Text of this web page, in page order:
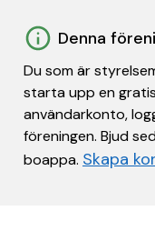
Denna
Du som är
starta upp en
användarkonto,
föreningen. Bjud
boappa. Skapa